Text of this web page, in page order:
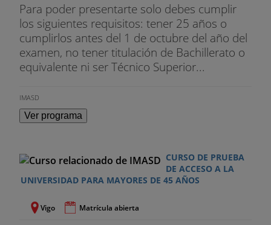
Para poder presentarte solo debes cumplir
los siguientes requisitos: tener 25 años o
cumplirlos antes del 1 de octubre del año del
examen, no tener titulación de Bachillerato o
equivalente ni ser Técnico Superior...
IMASD
Ver programa
CURSO DE PRUEBA
DE ACCESO A LA
UNIVERSIDAD PARA MAYORES DE 45 AÑOS
Vigo Matrícula abierta